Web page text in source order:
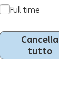
Full time
Cancella
tutto